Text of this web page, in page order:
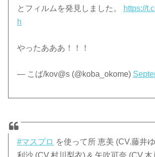
とフィルムを発見しました。
https://
h
やったあああ！！！
— こば/kov@s (@koba_okome)
#マスプロ を使って所 恵美 (CV.藤井
利沙 (CV.村川梨衣) & 矢吹可奈 (CV.木